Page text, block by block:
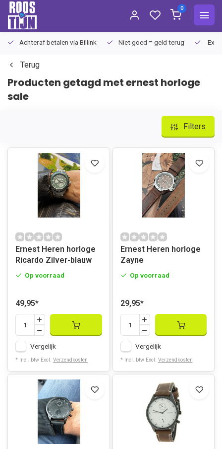
0
Achteraf betalen via Billink Niet goed = geld terug
Terug
Producten getagd met ernest horloge
sale
Filters
Ernest Heren horloge
Ricardo Zilver-blauw
Op voorraad
49,95*
Vergelijk
* Incl. btw Excl. Verzendkosten
Ernest Heren horloge
Zayne
Op voorraad
29,95*
Vergelijk
* Incl. btw Excl. Verzendkosten